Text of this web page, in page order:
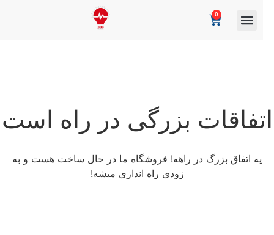
بزرگی در راه است
یه اتفاق بزرگ در راهه! فروشگاه ما در حال ساخت هست و به
زودی راه اندازی میشه!